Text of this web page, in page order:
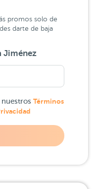
promos solo de
darte de baja
Jiménez
Términos